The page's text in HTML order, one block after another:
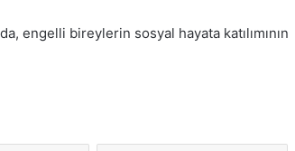
engelli bireylerin sosyal hayata katılımının